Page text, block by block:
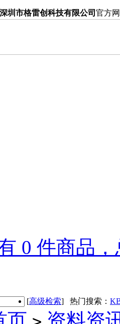
深圳市格雷创科技有限公司 官方
0 件商品
[高级检索] 热门搜索：